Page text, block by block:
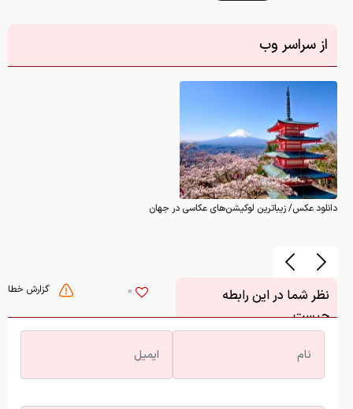
از سراسر وب
دانلود عکس/ زیباترین لوکیشن‌های عکاسی در جهان
گزارش خطا 0
نظر شما در این رابطه
چیست